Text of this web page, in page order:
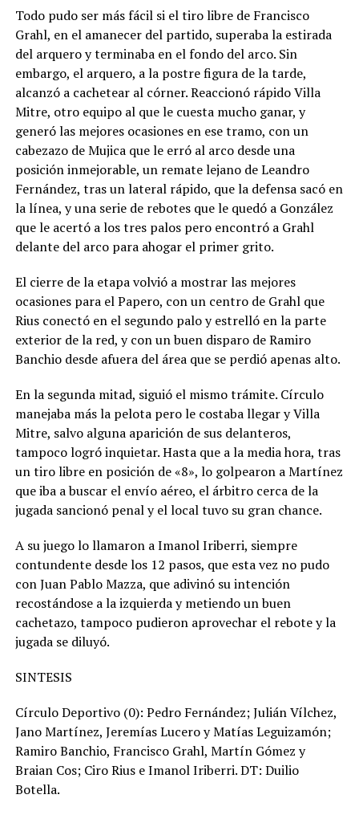
Todo pudo ser más fácil si el tiro libre de Francisco
Grahl, en el amanecer del partido, superaba la estirada
del arquero y terminaba en el fondo del arco. Sin
embargo, el arquero, a la postre figura de la tarde,
alcanzó a cachetear al córner. Reaccionó rápido Villa
Mitre, otro equipo al que le cuesta mucho ganar, y
generó las mejores ocasiones en ese tramo, con un
cabezazo de Mujica que le erró al arco desde una
posición inmejorable, un remate lejano de Leandro
Fernández, tras un lateral rápido, que la defensa sacó en
la línea, y una serie de rebotes que le quedó a González
que le acertó a los tres palos pero encontró a Grahl
delante del arco para ahogar el primer grito.
El cierre de la etapa volvió a mostrar las mejores
ocasiones para el Papero, con un centro de Grahl que
Rius conectó en el segundo palo y estrelló en la parte
exterior de la red, y con un buen disparo de Ramiro
Banchio desde afuera del área que se perdió apenas alto.
En la segunda mitad, siguió el mismo trámite. Círculo
manejaba más la pelota pero le costaba llegar y Villa
Mitre, salvo alguna aparición de sus delanteros,
tampoco logró inquietar. Hasta que a la media hora, tras
un tiro libre en posición de «8», lo golpearon a Martínez
que iba a buscar el envío aéreo, el árbitro cerca de la
jugada sancionó penal y el local tuvo su gran chance.
A su juego lo llamaron a Imanol Iriberri, siempre
contundente desde los 12 pasos, que esta vez no pudo
con Juan Pablo Mazza, que adivinó su intención
recostándose a la izquierda y metiendo un buen
cachetazo, tampoco pudieron aprovechar el rebote y la
jugada se diluyó.
SINTESIS
Círculo Deportivo (0): Pedro Fernández; Julián Vílchez,
Jano Martínez, Jeremías Lucero y Matías Leguizamón;
Ramiro Banchio, Francisco Grahl, Martín Gómez y
Braian Cos; Ciro Rius e Imanol Iriberri. DT: Duilio
Botella.